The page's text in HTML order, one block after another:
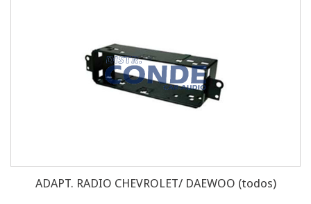
ADAPT. RADIO CHEVROLET/ DAEWOO (todos)